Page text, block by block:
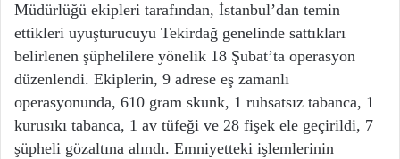
Müdürlüğü ekipleri tarafından, İstanbul’dan temin
ettikleri uyuşturucuyu Tekirdağ genelinde sattıkları
belirlenen şüphelilere yönelik 18 Şubat’ta operasyon
düzenlendi. Ekiplerin, 9 adrese eş zamanlı
operasyonunda, 610 gram skunk, 1 ruhsatsız tabanca, 1
kurusıkı tabanca, 1 av tüfeği ve 28 fişek ele geçirildi, 7
şüpheli gözaltına alındı. Emniyetteki işlemlerinin